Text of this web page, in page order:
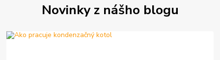
Novinky z nášho blogu